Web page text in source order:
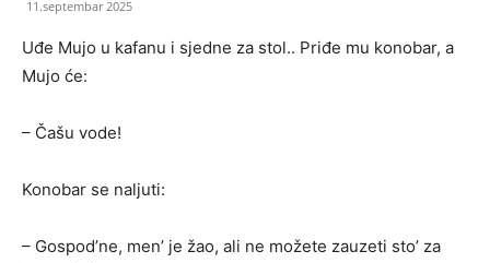
11.septembar 2025
Uđe Mujo u kafanu i sjedne za stol.. Priđe mu konobar, a
Mujo će:
– Čašu vode!
Konobar se naljuti:
– Gospod’ne, men’ je žao, ali ne možete zauzeti sto’ za